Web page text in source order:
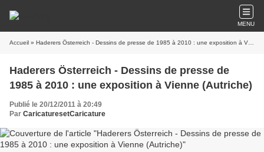
MENU
Accueil » Haderers Österreich - Dessins de presse de 1985 à 2010 : une exposition à Vienne (Autriche)
Haderers Österreich - Dessins de presse de
1985 à 2010 : une exposition à Vienne (Autriche)
Publié le 20/12/2011 à 20:49
Par CaricaturesetCaricature